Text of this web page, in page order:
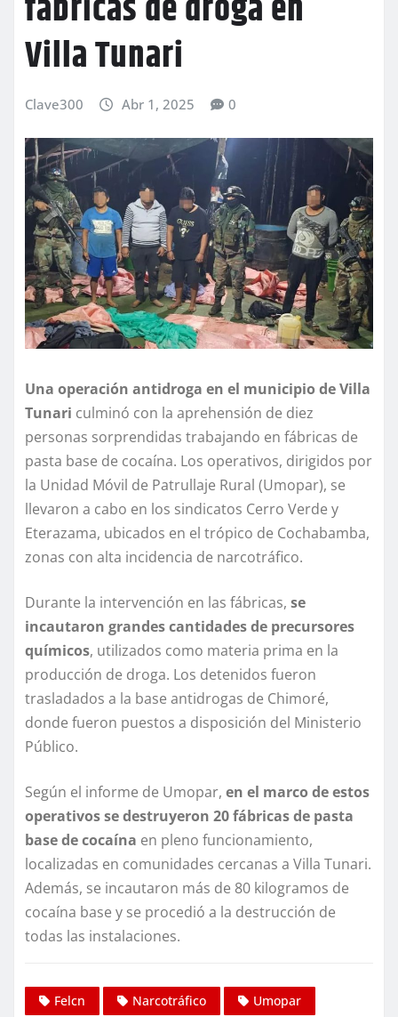
Villa Tunari
Clave300 Abr 1, 2025 0
Una operación antidroga en el municipio de Villa
Tunari culminó con la aprehensión de diez
personas sorprendidas trabajando en fábricas de
pasta base de cocaína. Los operativos, dirigidos por
la Unidad Móvil de Patrullaje Rural (Umopar), se
llevaron a cabo en los sindicatos Cerro Verde y
Eterazama, ubicados en el trópico de Cochabamba,
zonas con alta incidencia de narcotráfico.
Durante la intervención en las fábricas, se
incautaron grandes cantidades de precursores
químicos, utilizados como materia prima en la
producción de droga. Los detenidos fueron
trasladados a la base antidrogas de Chimoré,
donde fueron puestos a disposición del Ministerio
Público.
Según el informe de Umopar, en el marco de estos
operativos se destruyeron 20 fábricas de pasta
base de cocaína en pleno funcionamiento,
localizadas en comunidades cercanas a Villa Tunari.
Además, se incautaron más de 80 kilogramos de
cocaína base y se procedió a la destrucción de
todas las instalaciones.
Felcn Narcotráfico
Umopar